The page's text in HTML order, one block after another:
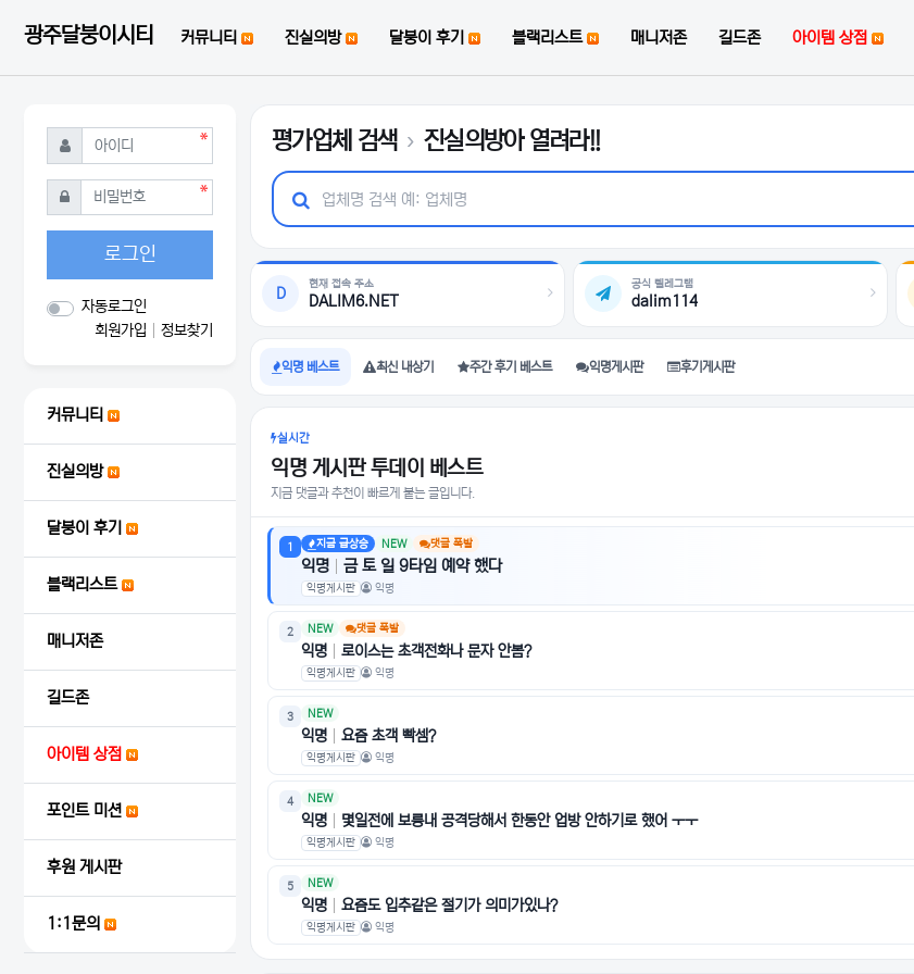
커뮤니티 진실의방 달붕이 후기 블랙리스트 매니저존 길드존 아이템 상점
광주달붕이시티
평가업체 검색 › 진실의방아 열려라!!
업체명 검색하기
D
현재 접속 주소
DALIM6.NET
공식 텔레그램
dalim114
익명 베스트 최신 내상기 주간 후기 베스트 익명게시판 후기게시판
실시간
익명 게시판 투데이 베스트
지금 댓글과 추천이 빠르게 붙는 글입니다.
1 지금 급상승 NEW 댓글 폭발
익명 금 토 일 9타임 예약 했다
익명게시판
익명
2 NEW 댓글 폭발
익명 로이스는 초객전화나 문자 안봄?
익명게시판
익명
3 NEW
익명 요즘 초객 빡셈?
익명게시판
익명
4 NEW
익명 몇일전에 보릉내 공격당해서 한동안 업방 안하기로 했어 ㅜㅜ
익명게시판
익명
5 NEW
익명 요즘도 입추같은 절기가 의미가있나?
익명게시판
익명
아이디 필수
비밀번호필수
로그인
자동로그인
회원가입
정보찾기
커뮤니티
진실의방
달붕이 후기
블랙리스트
매니저존
길드존
아이템 상점
포인트 미션
후원 게시판
1:1문의